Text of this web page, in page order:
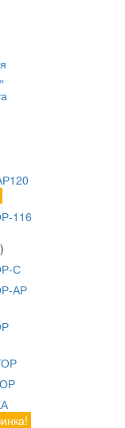
116
С
АР